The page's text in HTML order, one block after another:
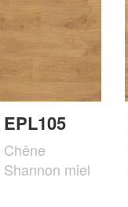
EPL105
Chêne
Shannon miel